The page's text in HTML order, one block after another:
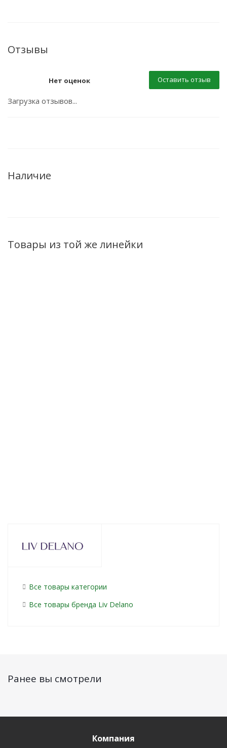
Отзывы
Нет оценок Оставить отзыв
Загрузка отзывов...
Наличие
Товары из той же линейки
Все товары категории
Все товары бренда Liv Delano
Ранее вы смотрели
Компания